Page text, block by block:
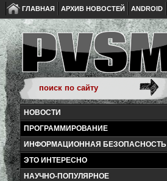
ГЛАВНАЯ АРХИВ НОВОСТЕЙ ANDROID
НОВОСТИ
ПРОГРАММИРОВАНИЕ
ИНФОРМАЦИОННАЯ БЕЗОПАСНОСТЬ
ЭТО ИНТЕРЕСНО
НАУЧНО-ПОПУЛЯРНОЕ